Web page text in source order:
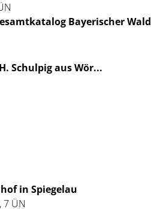
Bayerischer Wald
H. Schulpig aus Wör...
in Spiegelau
7 ÜN